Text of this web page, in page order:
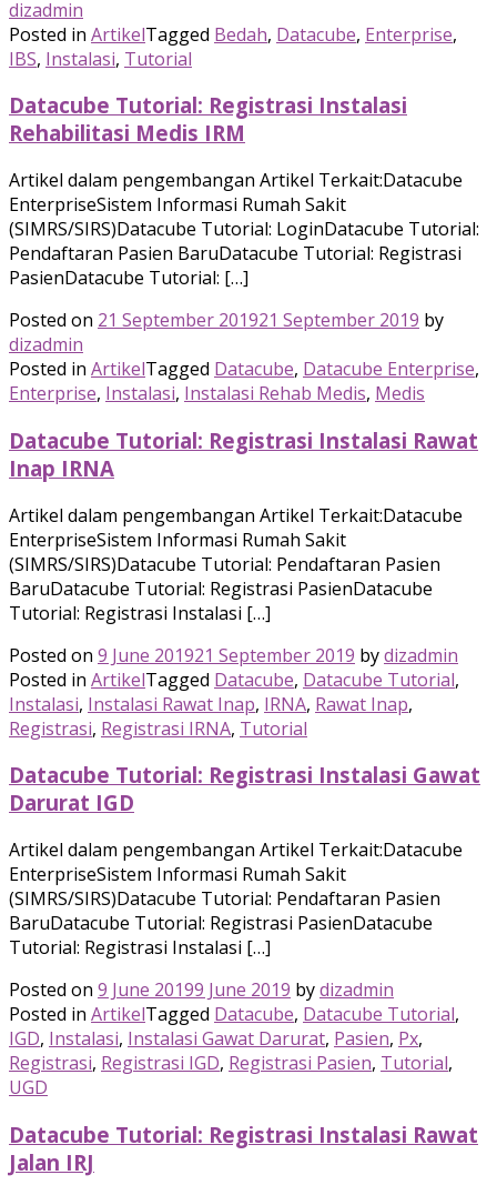
dizadmin
Posted in ArtikelTagged Bedah, Datacube, Enterprise,
IBS, Instalasi, Tutorial
Datacube Tutorial: Registrasi Instalasi
Rehabilitasi Medis IRM
Artikel dalam pengembangan Artikel Terkait:Datacube
EnterpriseSistem Informasi Rumah Sakit
(SIMRS/SIRS)Datacube Tutorial: LoginDatacube Tutorial:
Pendaftaran Pasien BaruDatacube Tutorial: Registrasi
PasienDatacube Tutorial: […]
Posted on 21 September 201921 September 2019 by
dizadmin
Posted in ArtikelTagged Datacube, Datacube Enterprise,
Enterprise, Instalasi, Instalasi Rehab Medis, Medis
Datacube Tutorial: Registrasi Instalasi Rawat
Inap IRNA
Artikel dalam pengembangan Artikel Terkait:Datacube
EnterpriseSistem Informasi Rumah Sakit
(SIMRS/SIRS)Datacube Tutorial: Pendaftaran Pasien
BaruDatacube Tutorial: Registrasi PasienDatacube
Tutorial: Registrasi Instalasi […]
Posted on 9 June 201921 September 2019 bydizadmin
Posted in ArtikelTagged Datacube, Datacube Tutorial,
Instalasi, Instalasi Rawat Inap, IRNA, Rawat Inap,
Registrasi, Registrasi IRNA, Tutorial
Datacube Tutorial: Registrasi Instalasi Gawat
Darurat IGD
Artikel dalam pengembangan Artikel Terkait:Datacube
EnterpriseSistem Informasi Rumah Sakit
(SIMRS/SIRS)Datacube Tutorial: Pendaftaran Pasien
BaruDatacube Tutorial: Registrasi PasienDatacube
Tutorial: Registrasi Instalasi […]
Posted on 9 June 20199 June 2019 bydizadmin
Posted in ArtikelTagged Datacube, Datacube Tutorial,
IGD, Instalasi, Instalasi Gawat Darurat, Pasien, Px,
Registrasi, Registrasi IGD, Registrasi Pasien, Tutorial,
UGD
Datacube Tutorial: Registrasi Instalasi Rawat
Jalan IRJ